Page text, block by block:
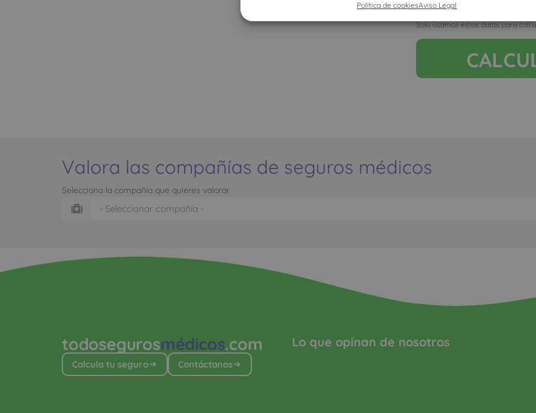
Política de cookiesAviso Legal
Acepto la nota legal y
Solo usamos estos datos para
Valora las compañías de seguros médicos
Selecciona la compañía que quieres valorar
todosegurosmédicos.com
Calcula tu seguro Contáctanos
Lo que opinan de nosotros